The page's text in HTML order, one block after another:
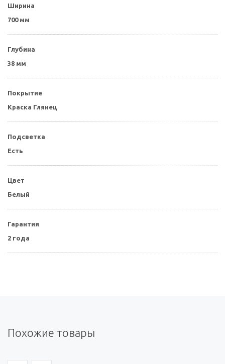
Ширина
700 мм
Глубина
38 мм
Покрытие
Краска Глянец
Подсветка
Есть
Цвет
Белый
Гарантия
2 года
Похожие товары